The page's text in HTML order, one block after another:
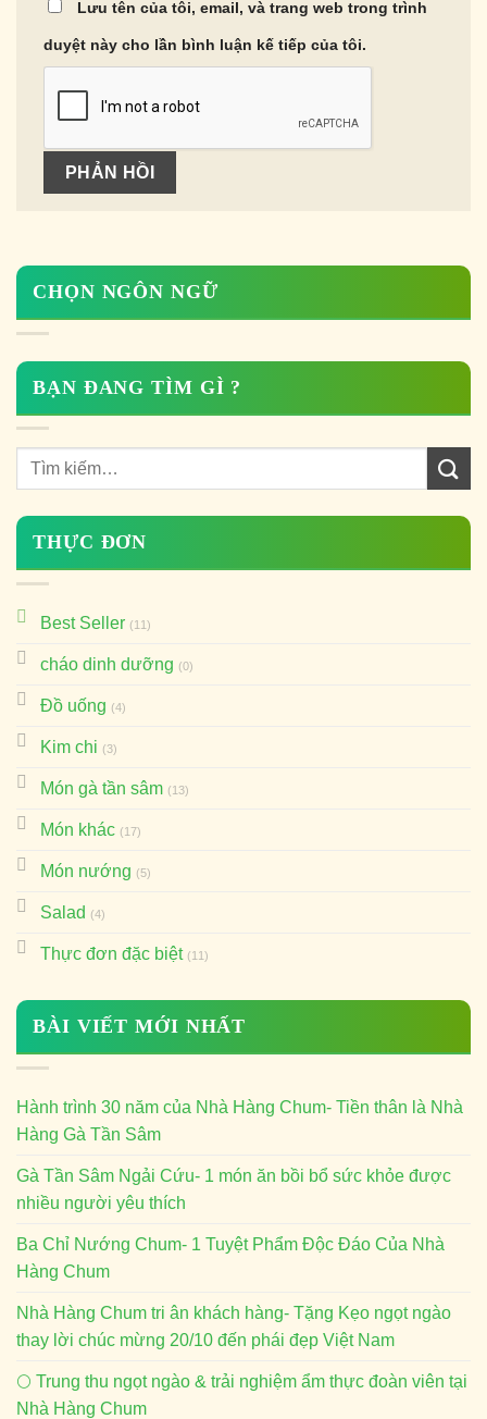
Lưu tên của tôi, email, và trang web trong trình
duyệt này cho lần bình luận kế tiếp của tôi.
CHỌN NGÔN NGỮ
BẠN ĐANG TÌM GÌ ?
THỰC ĐƠN
Best Seller (11)
cháo dinh dưỡng (0)
Đồ uống (4)
Kim chi (3)
Món gà tần sâm (13)
Món khác (17)
Món nướng (5)
Salad (4)
Thực đơn đặc biệt (11)
BÀI VIẾT MỚI NHẤT
Hành trình 30 năm của Nhà Hàng Chum- Tiền thân là Nhà
Hàng Gà Tần Sâm
Gà Tần Sâm Ngải Cứu- 1 món ăn bồi bổ sức khỏe được
nhiều người yêu thích
Ba Chỉ Nướng Chum- 1 Tuyệt Phẩm Độc Đáo Của Nhà
Hàng Chum
Nhà Hàng Chum tri ân khách hàng- Tặng Kẹo ngọt ngào
thay lời chúc mừng 20/10 đến phái đẹp Việt Nam
🌕 Trung thu ngọt ngào & trải nghiệm ẩm thực đoàn viên tại
Nhà Hàng Chum